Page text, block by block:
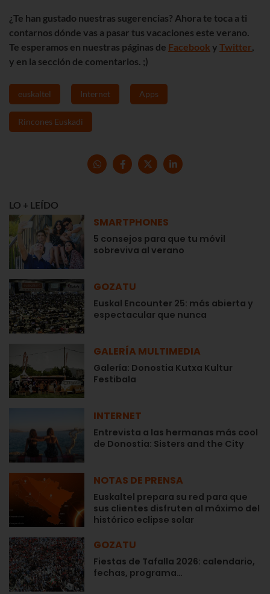
¿Te han gustado nuestras sugerencias? Ahora te toca a ti
contarnos dónde vas a pasar tus vacaciones este verano.
Te esperamos en nuestras páginas de Facebook y Twitter,
y en la sección de comentarios. ;)
euskaltel Internet Apps
Rincones Euskadi
LO + LEÍDO
SMARTPHONES
5 consejos para que tu móvil
sobreviva al verano
GOZATU
Euskal Encounter 25: más abierta y
espectacular que nunca
GALERÍA MULTIMEDIA
Galería: Donostia Kutxa Kultur
Festibala
INTERNET
Entrevista a las hermanas más cool
de Donostia: Sisters and the City
NOTAS DE PRENSA
Euskaltel prepara su red para que
sus clientes disfruten al máximo del
histórico eclipse solar
GOZATU
Fiestas de Tafalla 2026: calendario,
fechas, programa…